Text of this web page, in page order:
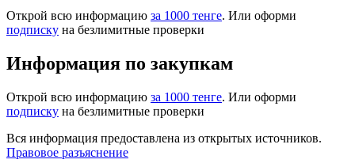
Открой всю информацию за 1000 тенге. Или оформи
подписку на безлимитные проверки
Информация по закупкам
Открой всю информацию за 1000 тенге. Или оформи
подписку на безлимитные проверки
Вся информация предоставлена из открытых источников.
Правовое разъяснение